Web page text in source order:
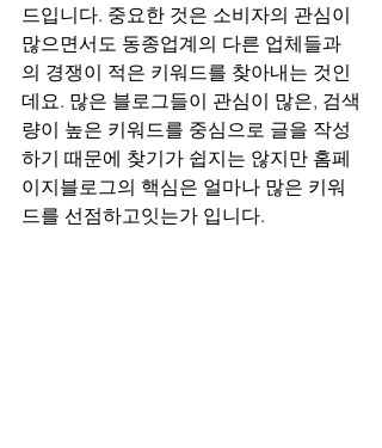
드입니다. 중요한 것은 소비자의 관심이
많으면서도 동종업계의 다른 업체들과
의 경쟁이 적은 키워드를 찾아내는 것인
데요. 많은 블로그들이 관심이 많은, 검색
량이 높은 키워드를 중심으로 글을 작성
하기 때문에 찾기가 쉽지는 않지만 홈페
이지블로그의 핵심은 얼마나 많은 키워
드를 선점하고잇는가 입니다.